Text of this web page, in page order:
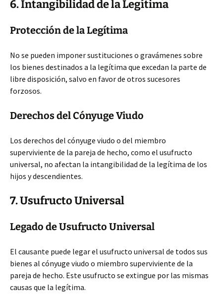
6. Intangibilidad de la Legítima
Protección de la Legítima
No se pueden imponer sustituciones o gravámenes sobre
los bienes destinados a la legítima que excedan la parte de
libre disposición, salvo en favor de otros sucesores
forzosos.
Derechos del Cónyuge Viudo
Los derechos del cónyuge viudo o del miembro
superviviente de la pareja de hecho, como el usufructo
universal, no afectan la intangibilidad de la legítima de los
hijos y descendientes.
7. Usufructo Universal
Legado de Usufructo Universal
El causante puede legar el usufructo universal de todos sus
bienes al cónyuge viudo o miembro superviviente de la
pareja de hecho. Este usufructo se extingue por las mismas
causas que la legítima.